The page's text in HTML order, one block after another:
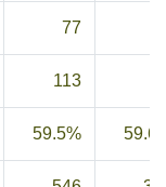
77
113
59.5%